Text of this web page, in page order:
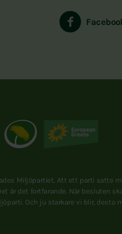
Miljöpartiet. Att ett parti satte
är det fortfarande. När besluten
Och ju starkare vi blir, desto